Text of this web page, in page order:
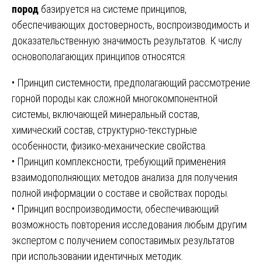
пород базируется на системе принципов,
обеспечивающих достоверность, воспроизводимость и
доказательственную значимость результатов. К числу
основополагающих принципов относятся:
• Принцип системности, предполагающий рассмотрение
горной породы как сложной многокомпонентной
системы, включающей минеральный состав,
химический состав, структурно-текстурные
особенности, физико-механические свойства.
• Принцип комплексности, требующий применения
взаимодополняющих методов анализа для получения
полной информации о составе и свойствах породы.
• Принцип воспроизводимости, обеспечивающий
возможность повторения исследования любым другим
экспертом с получением сопоставимых результатов
при использовании идентичных методик.